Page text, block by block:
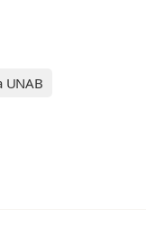
UNAB